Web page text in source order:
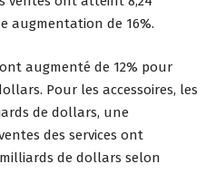
augmentation de 16%.
augmenté de 12% pour
Pour les accessoires, les
de dollars, une
des services ont
de dollars selon